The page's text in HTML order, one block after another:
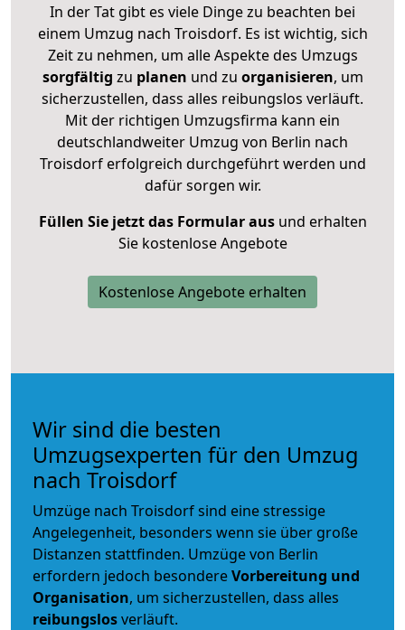
In der Tat gibt es viele Dinge zu beachten bei
einem Umzug nach Troisdorf. Es ist wichtig, sich
Zeit zu nehmen, um alle Aspekte des Umzugs
sorgfältig zu planen und zu organisieren, um
sicherzustellen, dass alles reibungslos verläuft.
Mit der richtigen Umzugsfirma kann ein
deutschlandweiter Umzug von Berlin nach
Troisdorf erfolgreich durchgeführt werden und
dafür sorgen wir.
Füllen Sie jetzt das Formular ausund erhalten
Sie kostenlose Angebote
Kostenlose Angebote erhalten
Wir sind die besten
Umzugsexperten für den Umzug
nach Troisdorf
Umzüge nach Troisdorf sind eine stressige
Angelegenheit, besonders wenn sie über große
Distanzen stattfinden. Umzüge von Berlin
erfordern jedoch besondereVorbereitung und
Organisation, um sicherzustellen, dass alles
reibungslosverläuft.